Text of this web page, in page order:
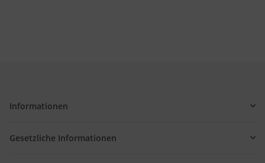
Informationen
Gesetzliche Informationen